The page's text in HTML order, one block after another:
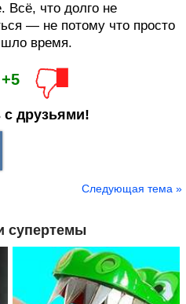
что долго не
— не потому что просто
время.
+5
с друзьями!
Следующая тема »
супертемы